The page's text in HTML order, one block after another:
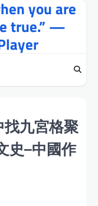
you are
true.” —
找九宮格聚
史–中國作